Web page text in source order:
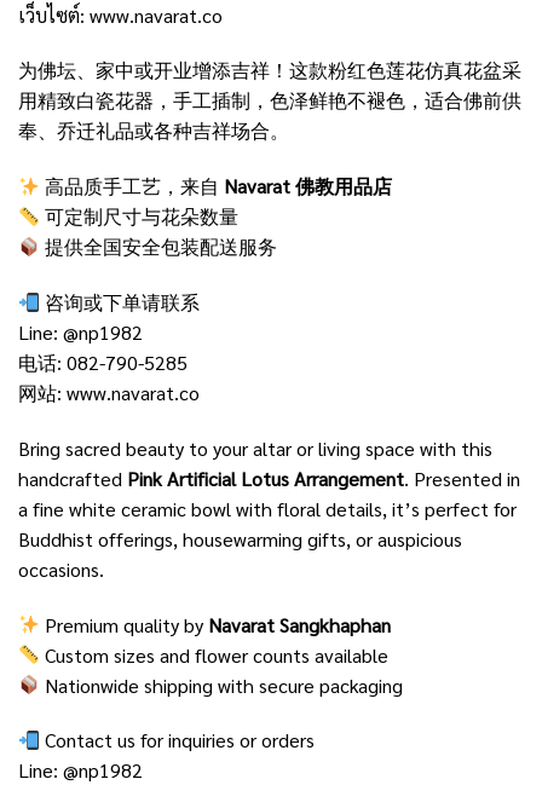
เว็บไซต์: www.navarat.co
为佛坛、家中或开业增添吉祥！这款粉红色莲花仿真花盆采
用精致白瓷花器，手工插制，色泽鲜艳不褪色，适合佛前供
奉、乔迁礼品或各种吉祥场合。
高品质手工艺，来自 Navarat 佛教用品店
可定制尺寸与花朵数量
提供全国安全包装配送服务
咨询或下单请联系
Line: @np1982
电话: 082-790-5285
网站: www.navarat.co
Bring sacred beauty to your altar or living space with this
handcrafted Pink Artificial Lotus Arrangement. Presented in
a fine white ceramic bowl with floral details, it’s perfect for
Buddhist offerings, housewarming gifts, or auspicious
occasions.
Premium quality by Navarat Sangkhaphan
Custom sizes and flower counts available
Nationwide shipping with secure packaging
Contact us for inquiries or orders
Line: @np1982